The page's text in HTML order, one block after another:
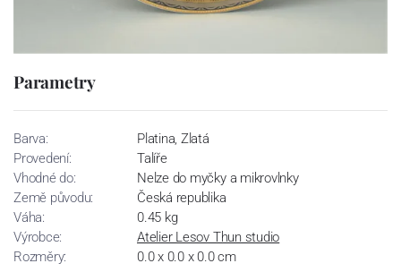
Parametry
Barva:
Platina, Zlatá
Provedení:
Talíře
Vhodné do:
Nelze do myčky a mikrovlnky
Země původu:
Česká republika
Váha:
0.45 kg
Výrobce:
Atelier Lesov Thun studio
Rozměry:
0.0 x 0.0 x 0.0 cm